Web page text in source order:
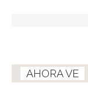
AHORA VE